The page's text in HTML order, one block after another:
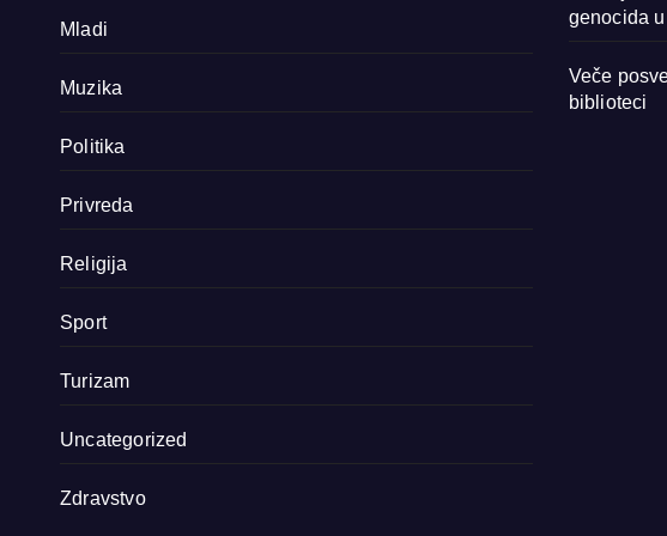
Mladi
Muzika
Politika
Privreda
Religija
Sport
Turizam
Uncategorized
Zdravstvo
genocida
Veče
biblioteci